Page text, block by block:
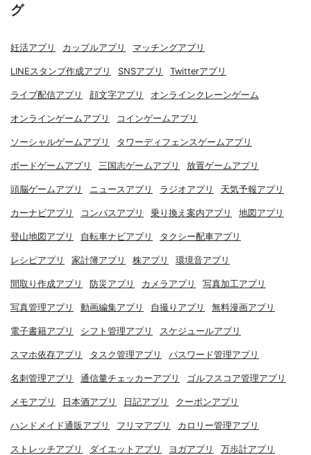
グ
妊活アプリ カップルアプリ マッチングアプリ
LINEスタンプ作成アプリ SNSアプリ Twitterアプリ
ライブ配信アプリ 顔文字アプリ オンラインクレーンゲーム
オンラインゲームアプリ コインゲームアプリ
ソーシャルゲームアプリ タワーディフェンスゲームアプリ
ボードゲームアプリ 三国志ゲームアプリ 放置ゲームアプリ
頭脳ゲームアプリ ニュースアプリ ラジオアプリ 天気予報アプリ
カーナビアプリ コンパスアプリ 乗り換え案内アプリ 地図アプリ
登山地図アプリ 自転車ナビアプリ タクシー配車アプリ
レシピアプリ 家計簿アプリ 株アプリ 環境音アプリ
間取り作成アプリ 防災アプリ カメラアプリ 写真加工アプリ
写真管理アプリ 動画編集アプリ 自撮りアプリ 無料漫画アプリ
電子書籍アプリ シフト管理アプリ スケジュールアプリ
スマホ依存アプリ タスク管理アプリ パスワード管理アプリ
名刺管理アプリ 通信量チェッカーアプリ ゴルフスコア管理アプリ
メモアプリ 日本酒アプリ 日記アプリ クーポンアプリ
ハンドメイド通販アプリ フリマアプリ カロリー管理アプリ
ストレッチアプリ ダイエットアプリ ヨガアプリ 万歩計アプリ